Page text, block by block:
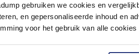
gebruiken we cookies en
en gepersonaliseerde inhoud en
voor het gebruik van alle